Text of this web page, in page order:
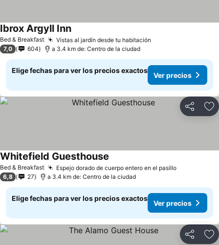
Bed & Breakfast Vistas al jardín desde tu habitación
Ibrox Argyll Inn
7,0 604 a 3.4 km de: Centro de la ciudad
Elige fechas para ver los precios exactos
Ver precios
Compartir
Bed & Breakfast Espejo dorado de cuerpo entero en el pasillo
Whitefield Guesthouse
6,8 27 a 3.4 km de: Centro de la ciudad
Elige fechas para ver los precios exactos
Ver precios
Compartir